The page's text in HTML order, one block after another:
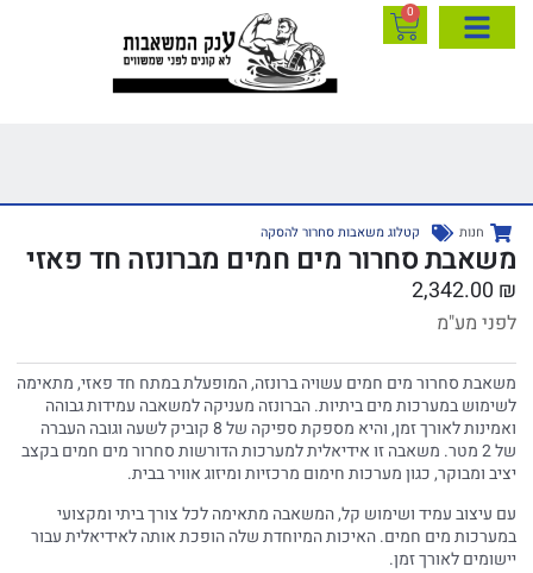
0
חנות קטלוג משאבות סחרור להסקה
משאבת סחרור מים חמים מברונזה חד פאזי
2,342.00 ₪
לפני מע"מ
משאבת סחרור מים חמים עשויה ברונזה, המופעלת במתח חד פאזי, מתאימה
לשימוש במערכות מים ביתיות. הברונזה מעניקה למשאבה עמידות גבוהה
ואמינות לאורך זמן, והיא מספקת ספיקה של 8 קוביק לשעה וגובה העברה
של 2 מטר. משאבה זו אידיאלית למערכות הדורשות סחרור מים חמים בקצב
יציב ומבוקר, כגון מערכות חימום מרכזיות ומיזוג אוויר בבית.
עם עיצוב עמיד ושימוש קל, המשאבה מתאימה לכל צורך ביתי ומקצועי
במערכות מים חמים. האיכות המיוחדת שלה הופכת אותה לאידיאלית עבור
יישומים לאורך זמן.